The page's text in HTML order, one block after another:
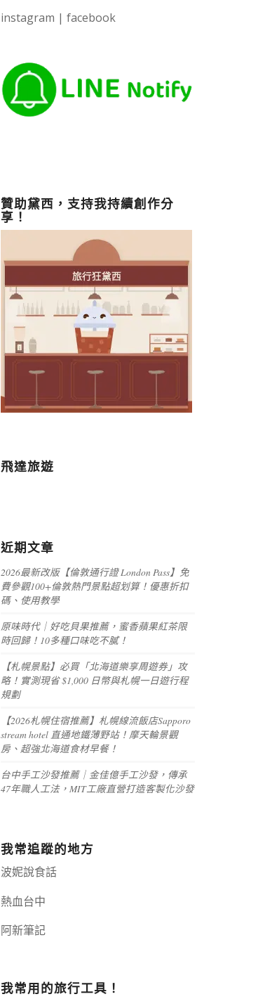
instagram | facebook
贊助黛西，支持我持續創作分
享！
飛達旅遊
近期文章
2026最新改版【倫敦通行證 London Pass】免
費參觀100+倫敦熱門景點超划算！優惠折扣
碼、使用教學
原味時代｜好吃貝果推薦，蜜香蘋果紅茶限
時回歸！10多種口味吃不膩！
【札幌景點】必買「北海道樂享周遊券」攻
略！實測現省 $1,000 日幣與札幌一日遊行程
規劃
【2026札幌住宿推薦】札幌線流飯店Sapporo
stream hotel 直通地鐵薄野站！摩天輪景觀
房、超強北海道食材早餐！
台中手工沙發推薦｜金佳億手工沙發，傳承
47年職人工法，MIT工廠直營打造客製化沙發
我常追蹤的地方
波妮說食話
熱血台中
阿新筆記嘉義+1 | 嘉義加一
我常用的旅行工具！